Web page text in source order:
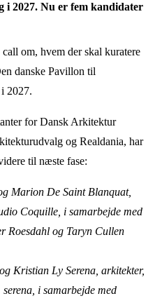
i 2027. Nu er fem kandidater
om, hvem der skal kuratere
danske Pavillon til
2027.
for Dansk Arkitektur
og Realdania, har
til næste fase:
Marion De Saint Blanquat,
Coquille, i samarbejde med
Roesdahl og Taryn Cullen
Kristian Ly Serena, arkitekter,
i samarbejde med